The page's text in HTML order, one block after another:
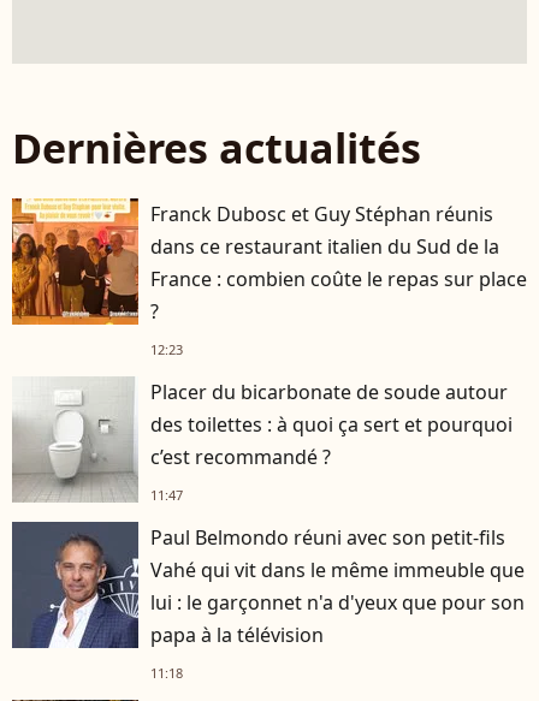
Dernières actualités
Franck Dubosc et Guy Stéphan réunis
dans ce restaurant italien du Sud de la
France : combien coûte le repas sur place
?
12:23
Placer du bicarbonate de soude autour
des toilettes : à quoi ça sert et pourquoi
c’est recommandé ?
11:47
Paul Belmondo réuni avec son petit-fils
Vahé qui vit dans le même immeuble que
lui : le garçonnet n'a d'yeux que pour son
papa à la télévision
11:18